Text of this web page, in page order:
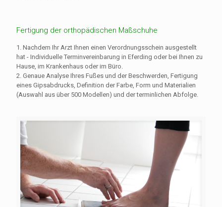
Fertigung der orthopädischen Maßschuhe
1. Nachdem Ihr Arzt Ihnen einen Verordnungsschein ausgestellt
hat - Individuelle Terminvereinbarung in Eferding oder bei Ihnen zu
Hause, im Krankenhaus oder im Büro.
2. Genaue Analyse Ihres Fußes und der Beschwerden, Fertigung
eines Gipsabdrucks, Definition der Farbe, Form und Materialien
(Auswahl aus über 500 Modellen) und der terminlichen Abfolge.